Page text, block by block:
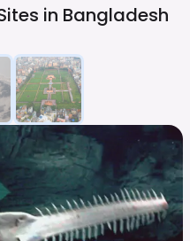
in Bangladesh